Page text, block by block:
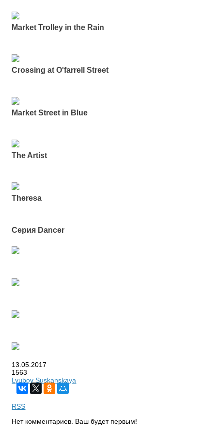
Market Trolley in the Rain
Crossing at O'farrell Street
Market Street in Blue
The Artist
Theresa
Серия Dancer
13.05.2017
1563
Lyubov Suskanskaya
RSS
Нет комментариев. Ваш будет первым!